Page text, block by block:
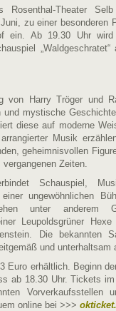
Rosenthal-Theater
zu einer besonderen
ein. Ab 19.30 Uhr
von Harry Tröger und
und mystische
diese auf moderne
Musik
geheimnisvollen
Zeiten.
Schauspiel,
ungewöhnlichen
unter anderem
Leupoldsgrüner
Die bekannten
und unterhaltsam
Euro erhältlich. Beginn
ab 18.30 Uhr. Tickets
Vorverkaufsstellen
online bei >>>